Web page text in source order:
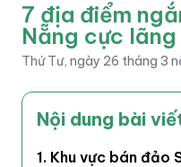
7 địa điểm
Nẵng cực lãng
Thứ Tư, ngày 26 tháng 3
Nội dung bài
1. Khu vực bán đảo